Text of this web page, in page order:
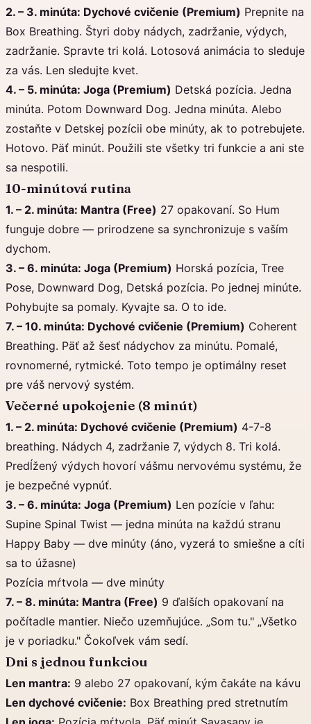
2. – 3. minúta: Dychové cvičenie (Premium) Prepnite na
Box Breathing. Štyri doby nádych, zadržanie, výdych,
zadržanie. Spravte tri kolá. Lotosová animácia to sleduje
za vás. Len sledujte kvet.
4. – 5. minúta: Joga (Premium) Detská pozícia. Jedna
minúta. Potom Downward Dog. Jedna minúta. Alebo
zostaňte v Detskej pozícii obe minúty, ak to potrebujete.
Hotovo. Päť minút. Použili ste všetky tri funkcie a ani ste
sa nespotili.
10-minútová rutina
1. – 2. minúta: Mantra (Free) 27 opakovaní. So Hum
funguje dobre — prirodzene sa synchronizuje s vaším
dychom.
3. – 6. minúta: Joga (Premium) Horská pozícia, Tree
Pose, Downward Dog, Detská pozícia. Po jednej minúte.
Pohybujte sa pomaly. Kyvajte sa. O to ide.
7. – 10. minúta: Dychové cvičenie (Premium) Coherent
Breathing. Päť až šesť nádychov za minútu. Pomalé,
rovnomerné, rytmické. Toto tempo je optimálny reset
pre váš nervový systém.
Večerné upokojenie (8 minút)
1. – 2. minúta: Dychové cvičenie (Premium) 4-7-8
breathing. Nádych 4, zadržanie 7, výdych 8. Tri kolá.
Predĺžený výdych hovorí vášmu nervovému systému, že
je bezpečné vypnúť.
3. – 6. minúta: Joga (Premium) Len pozície v ľahu:
Supine Spinal Twist — jedna minúta na každú stranu
Happy Baby — dve minúty (áno, vyzerá to smiešne a cíti
sa to úžasne)
Pozícia mŕtvola — dve minúty
7. – 8. minúta: Mantra (Free) 9 ďalších opakovaní na
počítadle mantier. Niečo uzemňujúce. „Som tu." „Všetko
je v poriadku." Čokoľvek vám sedí.
Dni s jednou funkciou
Len mantra: 9 alebo 27 opakovaní, kým čakáte na kávu
Len dychové cvičenie: Box Breathing pred stretnutím